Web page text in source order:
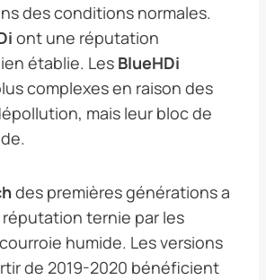
des conditions normales.
ont une réputation
établie. Les BlueHDi
complexes en raison des
mais leur bloc de
des premières générations a
ternie par les
humide. Les versions
de 2019-2020 bénéficient